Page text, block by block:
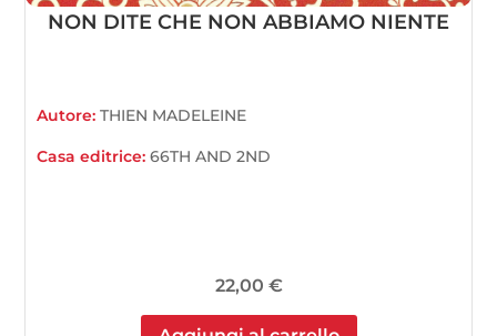
NON DITE CHE NON ABBIAMO NIENTE
Autore:THIEN MADELEINE
Casa editrice:66TH AND 2ND
22,00 €